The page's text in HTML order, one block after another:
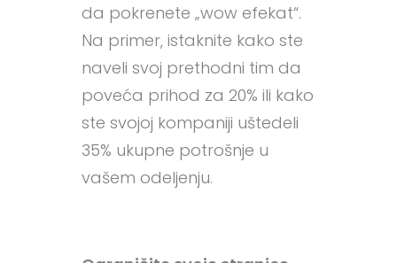
da pokrenete „wow efekat“.
Na primer, istaknite kako ste
naveli svoj prethodni tim da
poveća prihod za 20% ili kako
ste svojoj kompaniji uštedeli
35% ukupne potrošnje u
vašem odeljenju.